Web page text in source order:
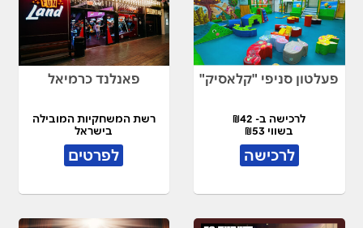
פעלטון סניפי "קלאסיק"
לרכישה ב- ₪42
בשווי ₪53
לרכישה
פאנלנד כרמיאל
רשת המשחקיות המובילה
בישראל
לפרטים